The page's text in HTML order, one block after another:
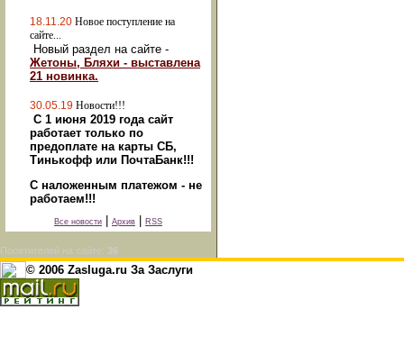
18.11.20 Новое поступление на
сайте...
Новый раздел на сайте -
Жетоны, Бляхи - выставлена
21 новинка.
30.05.19 Новости!!!
С 1 июня 2019 года сайт
работает только по
предоплате на карты СБ,
Тинькофф или ПочтаБанк!!!
С наложенным платежом - не
работаем!!!
Все новости Архив RSS
Посетителей на сайте: 36
© 2006 Zasluga.ru За Заслуги